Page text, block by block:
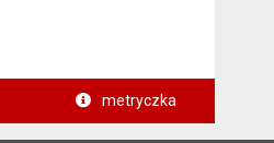
metryczka